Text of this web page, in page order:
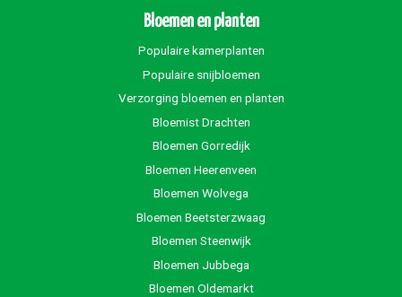
Bloemen en planten
Populaire kamerplanten
Populaire snijbloemen
Verzorging bloemen en planten
Bloemist Drachten
Bloemen Gorredijk
Bloemen Heerenveen
Bloemen Wolvega
Bloemen Beetsterzwaag
Bloemen Steenwijk
Bloemen Jubbega
Bloemen Oldemarkt